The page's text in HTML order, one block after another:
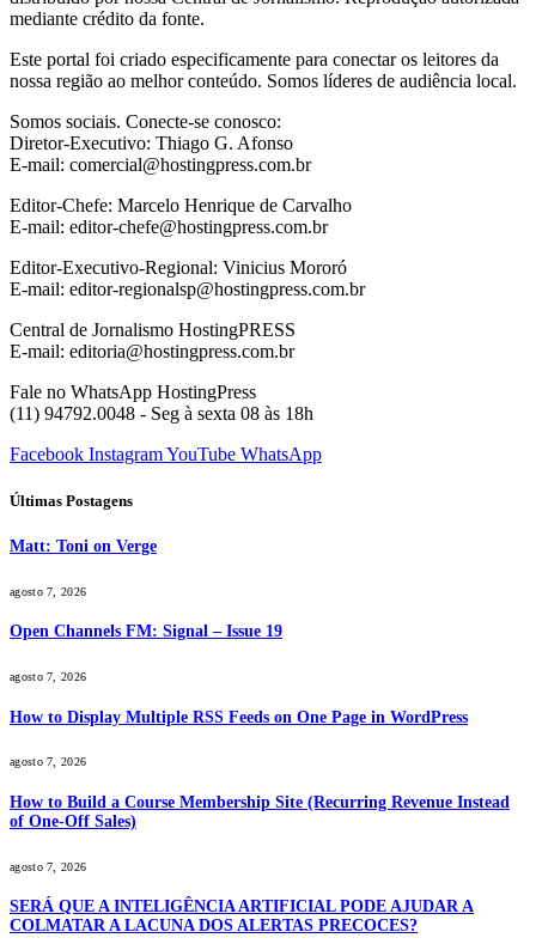
mediante crédito da fonte.
Este portal foi criado especificamente para conectar os leitores da
nossa região ao melhor conteúdo. Somos líderes de audiência local.
Somos sociais. Conecte-se conosco:
Diretor-Executivo: Thiago G. Afonso
E-mail: comercial@hostingpress.com.br
Editor-Chefe: Marcelo Henrique de Carvalho
E-mail: editor-chefe@hostingpress.com.br
Editor-Executivo-Regional: Vinicius Mororó
E-mail: editor-regionalsp@hostingpress.com.br
Central de Jornalismo HostingPRESS
E-mail: editoria@hostingpress.com.br
Fale no WhatsApp HostingPress
(11) 94792.0048 - Seg à sexta 08 às 18h
Facebook InstagramYouTube WhatsApp
Últimas Postagens
Matt: Toni on Verge
agosto 7, 2026
Open Channels FM: Signal – Issue 19
agosto 7, 2026
How to Display Multiple RSS Feeds on One Page in WordPress
agosto 7, 2026
How to Build a Course Membership Site (Recurring Revenue Instead
of One-Off Sales)
agosto 7, 2026
SERÁ QUE A INTELIGÊNCIA ARTIFICIAL PODE AJUDAR A
COLMATAR A LACUNA DOS ALERTAS PRECOCES?